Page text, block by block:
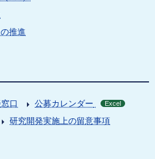
推進
口 公募カレンダー Excel
研究開発実施上の留意事項